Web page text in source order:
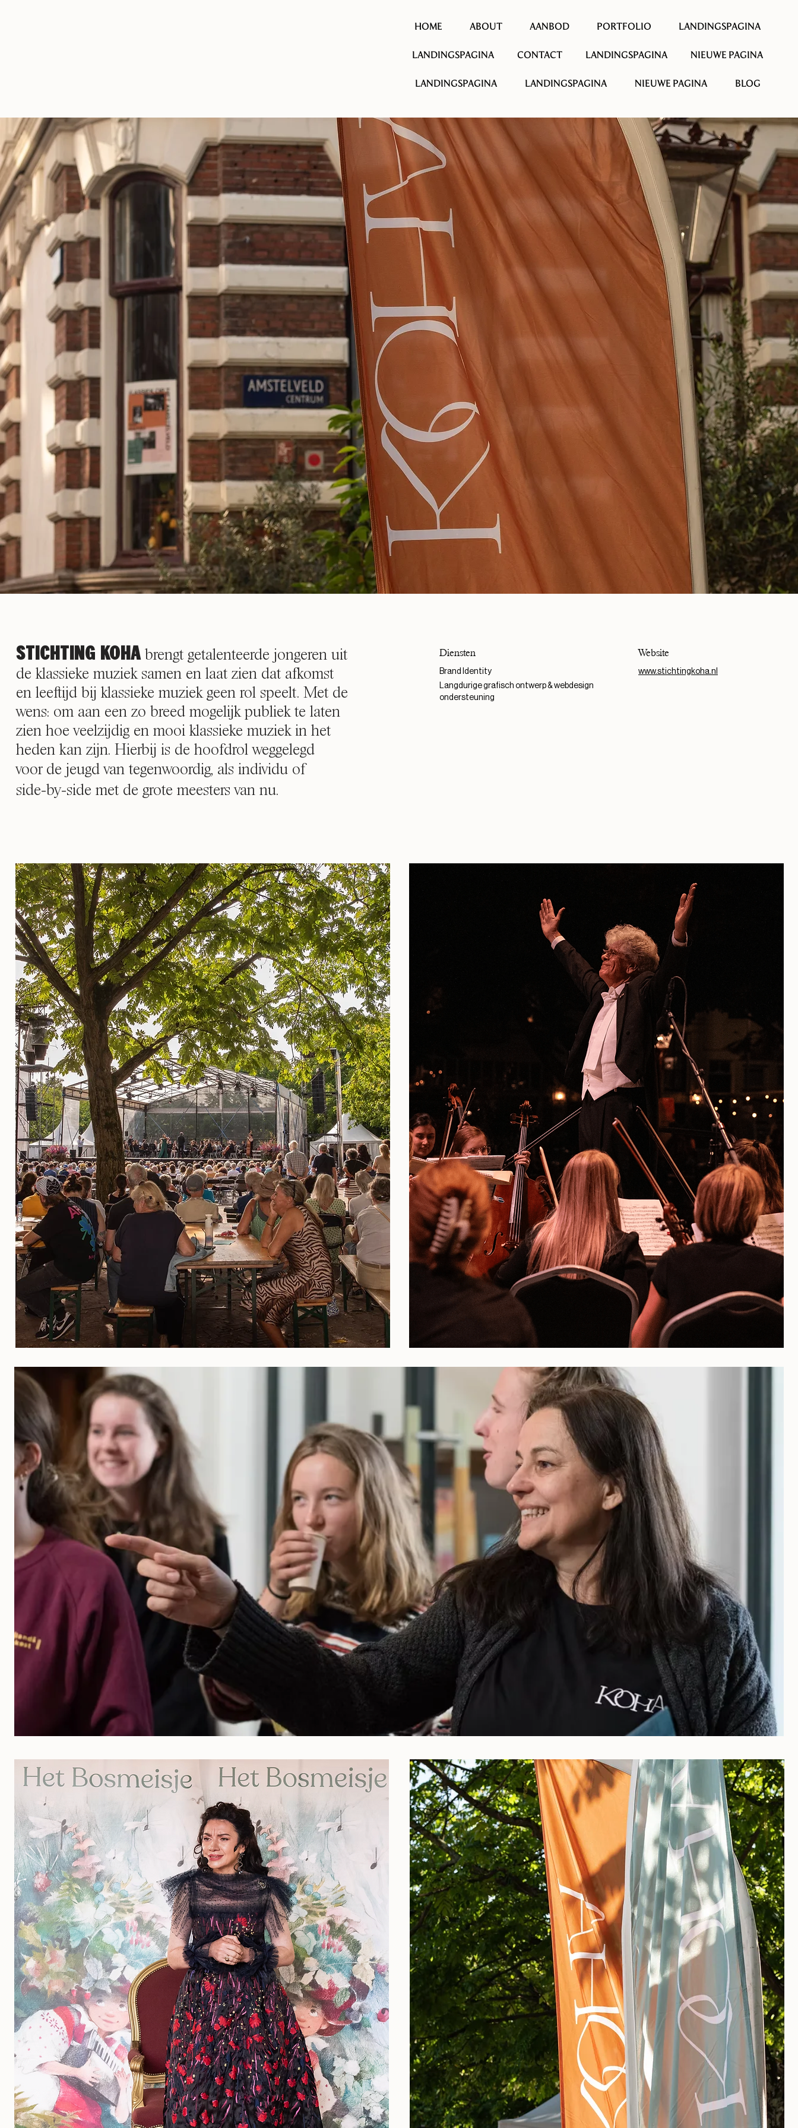
HOME ABOUT AANBOD PORTFOLIO LANDINGSPAGINA
LANDINGSPAGINA CONTACT LANDINGSPAGINA NIEUWE PAGINA
LANDINGSPAGINA LANDINGSPAGINA NIEUWE PAGINA BLOG
STICHTING KOHA brengt getalenteerde jongeren uit
de klassieke muziek samen en laat zien dat afkomst
en leeftijd bij klassieke muziek geen rol speelt. Met de
wens: om aan een zo breed mogelijk publiek te laten
zien hoe veelzijdig en mooi klassieke muziek in het
heden kan zijn. Hierbij is de hoofdrol weggelegd
voor de jeugd van tegenwoordig, als individu of
side-by-side met de grote meesters van nu.
Diensten
Brand Identity
Langdurige grafisch ontwerp & webdesign
ondersteuning
Website
www.stichtingkoha.nl